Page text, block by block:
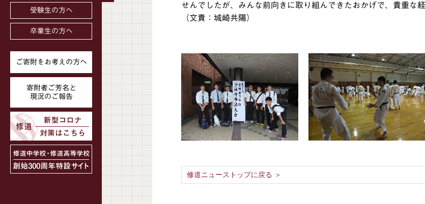
受験生の方へ
卒業生の方へ
ご寄附をお考えの方へ
寄附者ご芳名と
現況のご報告
せんでしたが、みんな前向きに取り組んできたおかげで、貴重な
（文責：城崎共陽）
修道ニューストップに戻る ＞